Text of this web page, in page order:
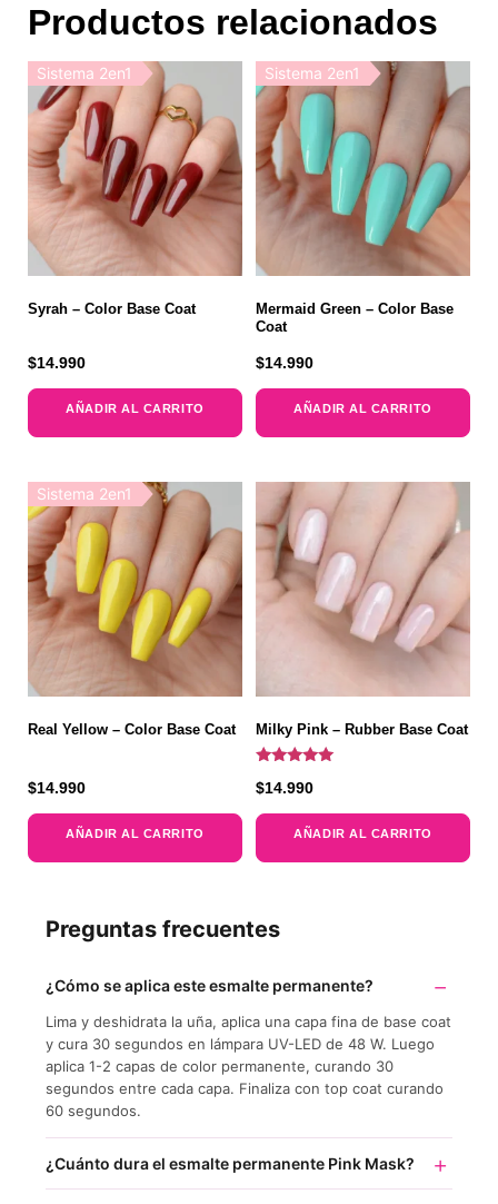
Productos relacionados
Sistema 2en1
Syrah – Color Base Coat
$14.990
AÑADIR AL CARRITO
Sistema 2en1
Mermaid Green – Color Base
Coat
$14.990
AÑADIR AL CARRITO
Sistema 2en1
Real Yellow – Color Base Coat
$14.990
AÑADIR AL CARRITO
Milky Pink – Rubber Base Coat
con
de 5
$14.990
AÑADIR AL CARRITO
Preguntas frecuentes
¿Cómo se aplica este esmalte permanente?
Lima y deshidrata la uña, aplica una capa fina de base coat
y cura 30 segundos en lámpara UV-LED de 48 W. Luego
aplica 1-2 capas de color permanente, curando 30
segundos entre cada capa. Finaliza con top coat curando
60 segundos.
¿Cuánto dura el esmalte permanente Pink Mask?